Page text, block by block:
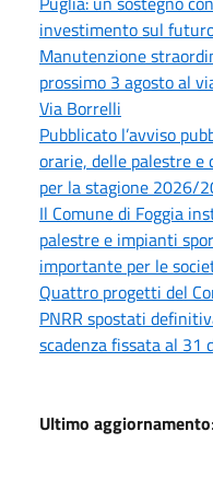
investimento sul
Manutenzione
prossimo 3 agosto al
Via Borrelli
Pubblicato l’avviso
orarie, delle palestre
per la stagione 2026/
Il Comune di Foggia
palestre e impianti
importante per le
Quattro progetti del
PNRR spostati
scadenza fissata al 31
Ultimo aggiornamento